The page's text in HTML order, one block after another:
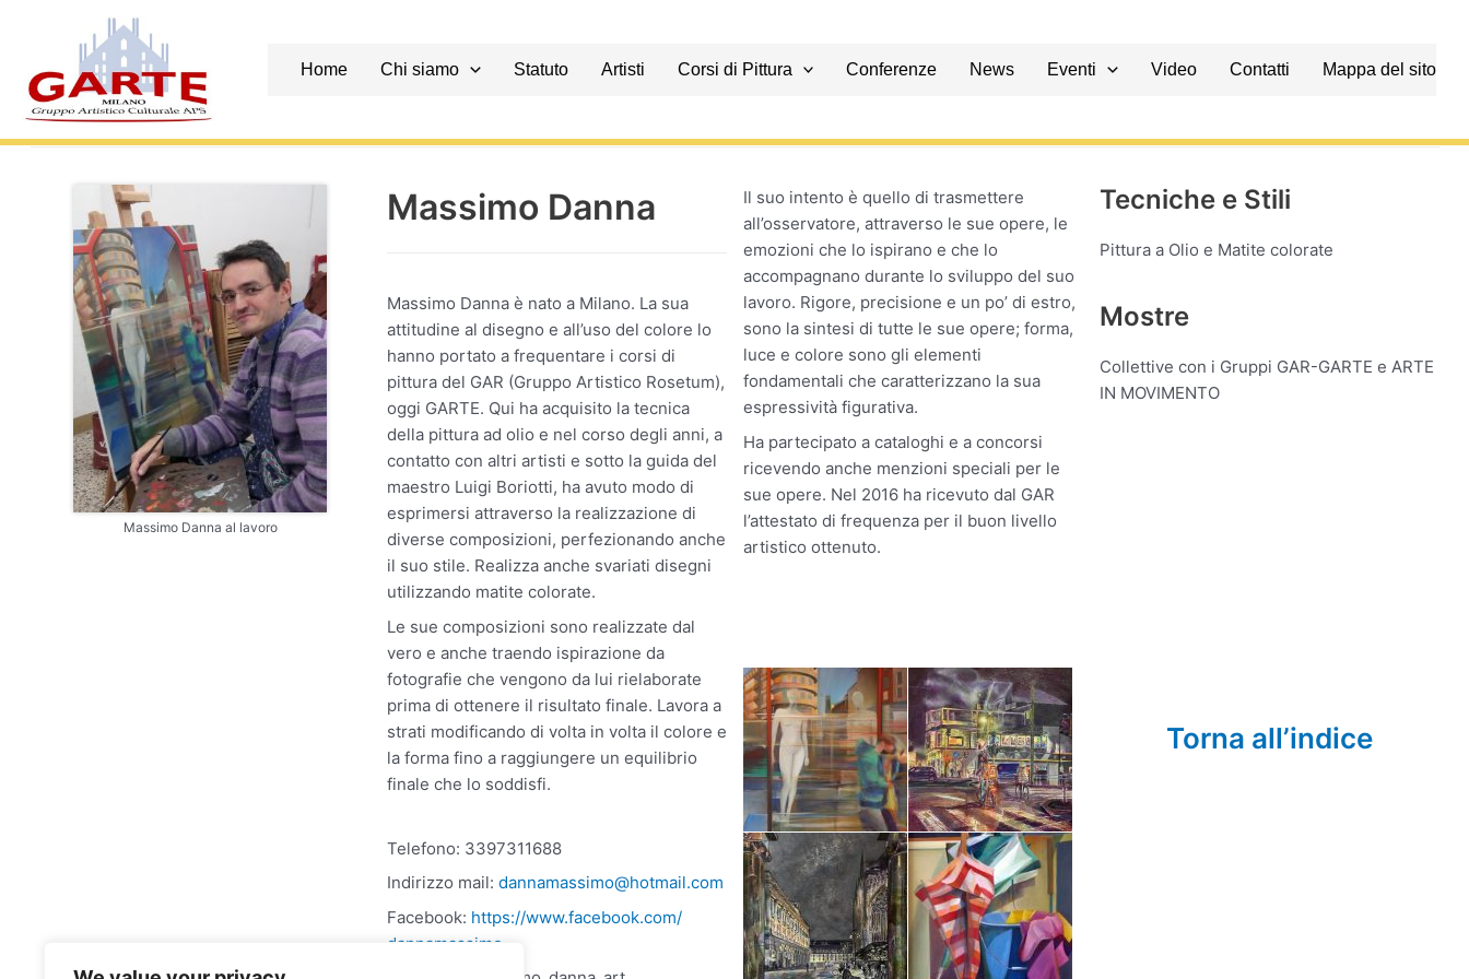
Home Chi siamo Statuto Artisti Corsi di Pittura Conferenze News Eventi Video Contatti Mappa del sito
Massimo Danna al lavoro
Massimo Danna
Massimo Danna è nato a Milano. La sua
attitudine al disegno e all’uso del colore lo
hanno portato a frequentare i corsi di
pittura del GAR (Gruppo Artistico Rosetum),
oggi GARTE. Qui ha acquisito la tecnica
della pittura ad olio e nel corso degli anni, a
contatto con altri artisti e sotto la guida del
maestro Luigi Boriotti, ha avuto modo di
esprimersi attraverso la realizzazione di
diverse composizioni, perfezionando anche
il suo stile. Realizza anche svariati disegni
utilizzando matite colorate.
Le sue composizioni sono realizzate dal
vero e anche traendo ispirazione da
fotografie che vengono da lui rielaborate
prima di ottenere il risultato finale. Lavora a
strati modificando di volta in volta il colore e
la forma fino a raggiungere un equilibrio
finale che lo soddisfi.
Telefono: 3397311688
Indirizzo mail: dannamassimo@hotmail.com
Facebook: https://www.facebook.com/
dannamassimo
Il suo intento è quello di trasmettere
all’osservatore, attraverso le sue opere, le
emozioni che lo ispirano e che lo
accompagnano durante lo sviluppo del suo
lavoro. Rigore, precisione e un po’ di estro,
sono la sintesi di tutte le sue opere; forma,
luce e colore sono gli elementi
fondamentali che caratterizzano la sua
espressività figurativa.
Ha partecipato a cataloghi e a concorsi
ricevendo anche menzioni speciali per le
sue opere. Nel 2016 ha ricevuto dal GAR
l’attestato di frequenza per il buon livello
artistico ottenuto.
Tecniche e Stili
Pittura a Olio e Matite colorate
Mostre
Collettive con i Gruppi GAR-GARTE e ARTE
IN MOVIMENTO
Torna all’indice